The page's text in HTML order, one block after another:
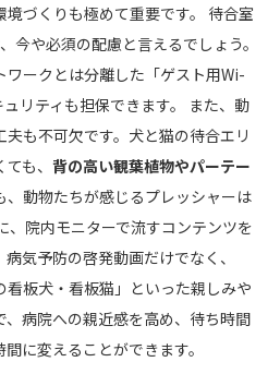
づくりも極めて重要です。 待合室
今や必須の配慮と言えるでしょう。
ワークとは分離した「ゲスト用Wi-
リティも担保できます。 また、動
も不可欠です。犬と猫の待合エリ
も、 背の高い観葉植物やパーテー
、動物たちが感じるプレッシャーは
、院内モニターで流すコンテンツを
気予防の啓発動画だけでなく、
看板犬・看板猫」といった親しみや
病院への親近感を高め、待ち時間
に変えることができます。